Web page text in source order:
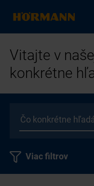
Vitajte v
konkrétne
Viac filtrov